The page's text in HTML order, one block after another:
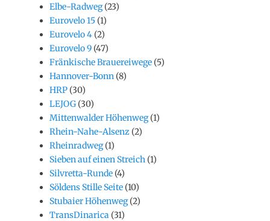
Elbe-Radweg(23)
Eurovelo 15 (1)
Eurovelo 4 (2)
Eurovelo 9 (47)
Fränkische Brauereiwege (5)
Hannover-Bonn (8)
HRP (30)
LEJOG (30)
Mittenwalder Höhenweg(1)
Rhein-Nahe-Alsenz (2)
Rheinradweg(1)
Sieben auf einen Streich (1)
Silvretta-Runde (4)
Söldens Stille Seite (10)
Stubaier Höhenweg(2)
TransDinarica (31)